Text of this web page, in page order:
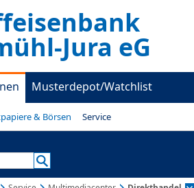
Jura eG
Musterdepot/Watchlist
& Börsen Service